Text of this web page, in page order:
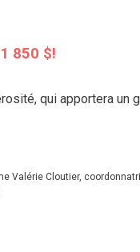
850 $!
qui apportera un
Valérie Cloutier,